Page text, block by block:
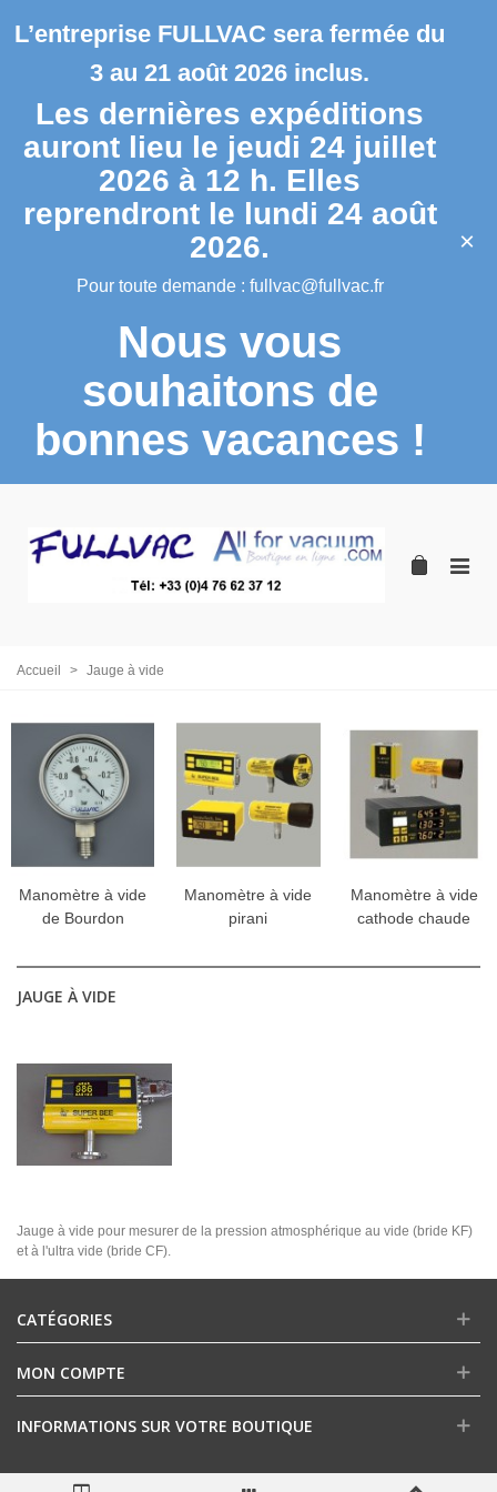
L’entreprise FULLVAC sera fermée du
3 au 21 août 2026 inclus.
Les dernières expéditions
auront lieu le jeudi 24 juillet
2026 à 12 h. Elles
reprendront le lundi 24 août
2026.
Pour toute demande : fullvac@fullvac.fr
Nous vous
souhaitons de
bonnes vacances !
×
Accueil > Jauge à vide
Manomètre à vide
de Bourdon
Manomètre à vide
pirani
Manomètre à vide
cathode chaude
JAUGE À VIDE
Jauge à vide pour mesurer de la pression atmosphérique au vide (bride KF)
et à l'ultra vide (bride CF).
CATÉGORIES
MON COMPTE
INFORMATIONS SUR VOTRE BOUTIQUE